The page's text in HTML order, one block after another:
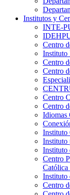
Institutos y
INTE-
Centro
Instituto
Centro
Centro
Centro
Centro
Idiomas
Instituto
Instituto
Instituto
Centro
Católica
Instituto
Centro